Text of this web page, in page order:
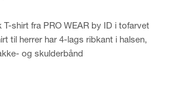
shirt fra PRO WEAR by ID i tofarvet
til herrer har 4-lags ribkant i halsen,
og skulderbånd